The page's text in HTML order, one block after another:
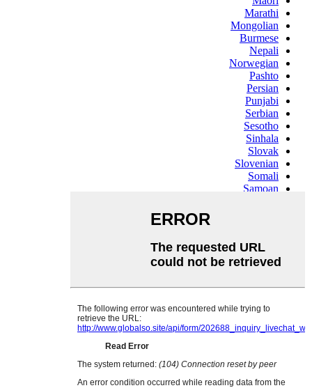
Marathi
Mongolian
Burmese
Nepali
Norwegian
Pashto
Persian
Punjabi
Serbian
Sesotho
Sinhala
Slovak
Slovenian
Somali
Samoan
Swahili
Tajik
Telugu
Ukrainian
Urdu
Welsh
Xhosa